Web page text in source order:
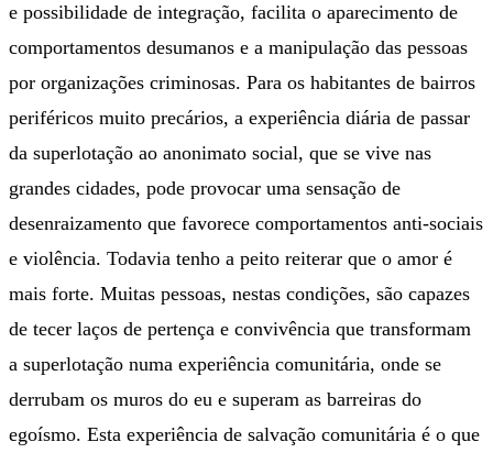
e possibilidade de integração, facilita o aparecimento de
comportamentos desumanos e a manipulação das pessoas
por organizações criminosas. Para os habitantes de bairros
periféricos muito precários, a experiência diária de passar
da superlotação ao anonimato social, que se vive nas
grandes cidades, pode provocar uma sensação de
desenraizamento que favorece comportamentos anti-sociais
e violência. Todavia tenho a peito reiterar que o amor é
mais forte. Muitas pessoas, nestas condições, são capazes
de tecer laços de pertença e convivência que transformam
a superlotação numa experiência comunitária, onde se
derrubam os muros do eu e superam as barreiras do
egoísmo. Esta experiência de salvação comunitária é o que